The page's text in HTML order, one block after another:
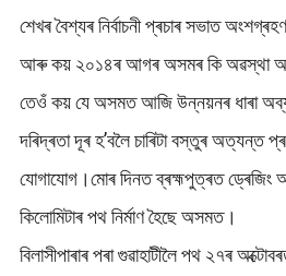
শেখৰ বৈশ্যৰ নিৰ্বাচনী প্ৰচাৰ সভাত অংশগ্ৰহণ
আৰু কয় ২০১৪ৰ আগৰ অসমৰ কি অৱস্থা
তেওঁ কয় যে অসমত আজি উন্নয়নৰ ধাৰা
দৰিদ্ৰতা দূৰ হ’বলৈ চাৰিটা বস্তুৰ অত্যন্ত
যোগাযোগ।মোৰ দিনত ব্ৰহ্মপুত্ৰত ড্ৰেজিং
কিলোমিটাৰ পথ নিৰ্মাণ হৈছে অসমত।
বিলাসীপাৰাৰ পৰা গুৱাহাটীলৈ পথ ২৭ৰ